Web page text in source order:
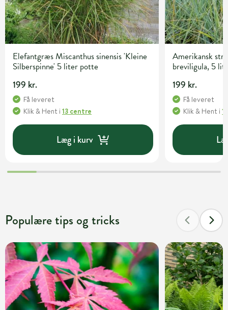
Elefantgræs Miscanthus sinensis 'Kleine
Silberspinne' 5 liter potte
199 kr.
Få leveret
Klik & Hent i 13 centre
Læg i kurv
Amerikansk
breviligula, 5
199 kr.
Få leveret
Klik & Hent i
Populære tips og tricks